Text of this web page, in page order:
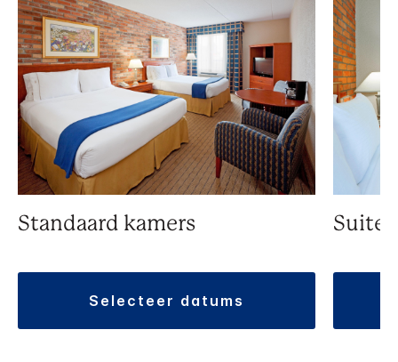
Standaard kamers
selecteer datums
Suite